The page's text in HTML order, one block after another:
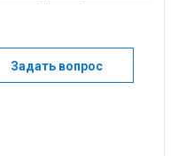
Задать вопрос